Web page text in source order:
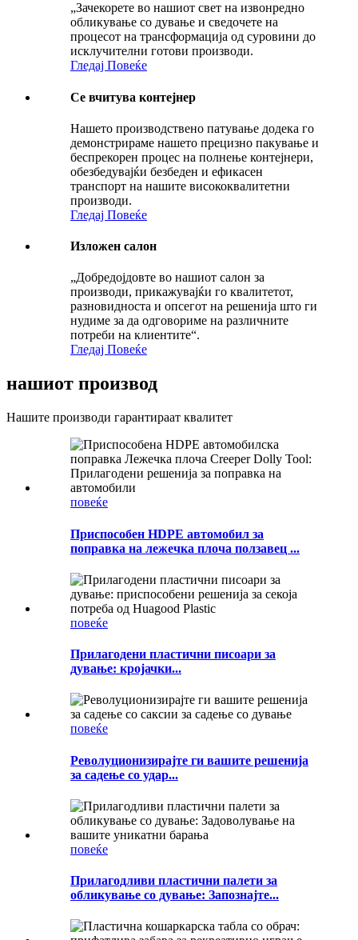
„Зачекорете во нашиот свет на извонредно
обликување со дување и сведочете на
процесот на трансформација од суровини до
исклучителни готови производи.
Гледај Повеќе
Се вчитува контејнер
Нашето производствено патување додека го
демонстрираме нашето прецизно пакување и
беспрекорен процес на полнење контејнери,
обезбедувајќи безбеден и ефикасен
транспорт на нашите висококвалитетни
производи.
Гледај Повеќе
Изложен салон
„Добредојдовте во нашиот салон за
производи, прикажувајќи го квалитетот,
разновидноста и опсегот на решенија што ги
нудиме за да одговориме на различните
потреби на клиентите“.
Гледај Повеќе
нашиот производ
Нашите производи гарантираат квалитет
повеќе
Приспособен HDPE автомобил за
поправка на лежечка плоча ползавец ...
повеќе
Прилагодени пластични писоари за
дување: кројачки...
повеќе
Револуционизирајте ги вашите решенија
за садење со удар...
повеќе
Прилагодливи пластични палети за
обликување со дување: Запознајте...